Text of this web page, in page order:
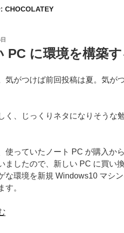
CHOCOLATEY
PC に環境を構築す
がつけば前回投稿は夏。気が
く、じっくりネタになりそうな
使っていたノート PC が購入か
ましたので、新しい PC に買い
な環境を新規 Windows10 マシ
す。